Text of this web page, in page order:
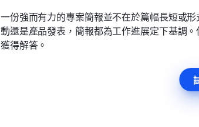
一份強而有力的專案簡報並不在於篇幅長短或
動還是產品發表，簡報都為工作進展定下基調。
獲得解答。